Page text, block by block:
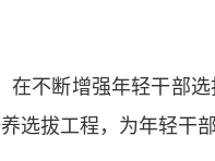
不断增强年轻干部选
选拔工程，为年轻干